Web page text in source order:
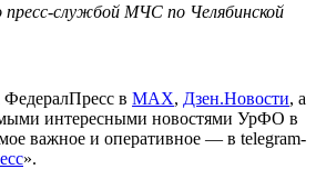
службой МЧС по Челябинской
в МАХ, Дзен.Новости, а
интересными новостями УрФО в
важное и оперативное — в telegram-
».